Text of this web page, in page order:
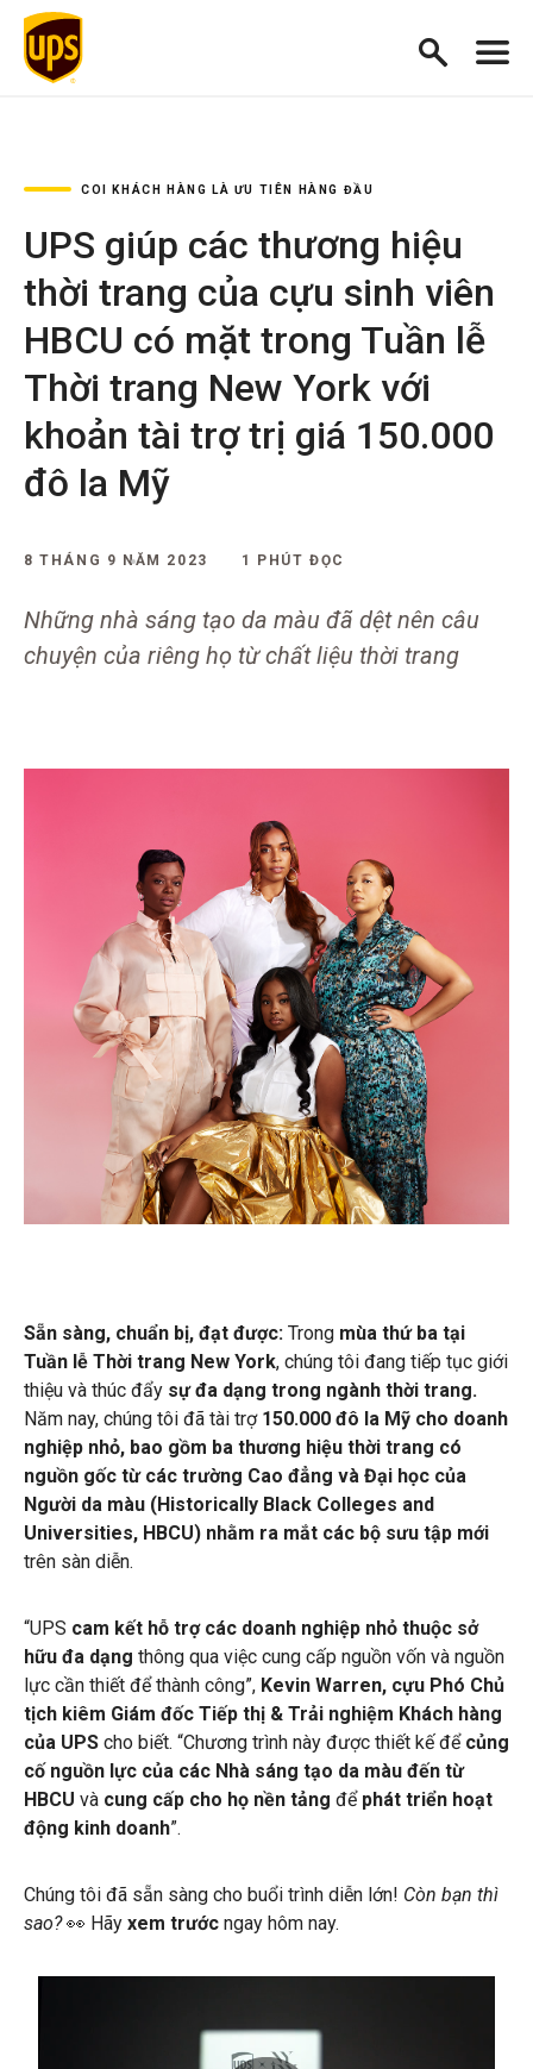
COI KHÁCH HÀNG LÀ ƯU TIÊN HÀNG ĐẦU
UPS giúp các thương hiệu
thời trang của cựu sinh viên
HBCU có mặt trong Tuần lễ
Thời trang New York với
khoản tài trợ trị giá 150.000
đô la Mỹ
8 THÁNG 9 NĂM 2023 1 PHÚT ĐỌC
Những nhà sáng tạo da màu đã dệt nên câu
chuyện của riêng họ từ chất liệu thời trang
Sẵn sàng, chuẩn bị, đạt được: Trong mùa thứ ba tại
Tuần lễ Thời trang New York, chúng tôi đang tiếp tục giới
thiệu và thúc đẩy sự đa dạng trong ngành thời trang.
Năm nay, chúng tôi đã tài trợ 150.000 đô la Mỹ cho doanh
nghiệp nhỏ, bao gồm ba thương hiệu thời trang có
nguồn gốc từ các trường Cao đẳng và Đại học của
Người da màu (Historically Black Colleges and
Universities, HBCU) nhằm ra mắt các bộ sưu tập mới
trên sàn diễn.
“UPS cam kết hỗ trợ các doanh nghiệp nhỏ thuộc sở
hữu đa dạng thông qua việc cung cấp nguồn vốn và nguồn
lực cần thiết để thành công”, Kevin Warren, cựu Phó Chủ
tịch kiêm Giám đốc Tiếp thị & Trải nghiệm Khách hàng
của UPS cho biết. “Chương trình này được thiết kế đểcủng
cố nguồn lực của các Nhà sáng tạo da màu đến từ
HBCU và cung cấp cho họ nền tảng để phát triển hoạt
động kinh doanh”.
Chúng tôi đã sẵn sàng cho buổi trình diễn lớn! Còn bạn thì
sao?👀 Hãy xem trước ngay hôm nay.